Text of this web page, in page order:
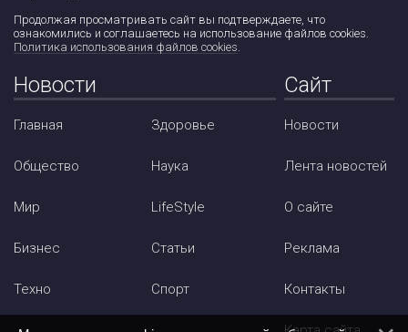
Продолжая просматривать сайт вы подтверждаете, что
ознакомились и соглашаетесь на использование файлов cookies.
Политика использования файлов cookies.
Новости
Главная
Общество
Мир
Бизнес
Техно
Здоровье
Наука
LifeStyle
Статьи
Спорт
Сайт
Новости
Лента новостей
О сайте
Реклама
Контакты